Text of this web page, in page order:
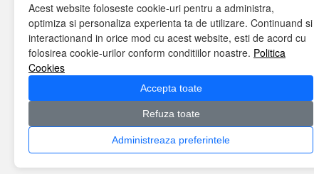
Acest website foloseste cookie-uri pentru a administra,
optimiza si personaliza experienta ta de utilizare. Continuand si
interactionand in orice mod cu acest website, esti de acord cu
folosirea cookie-urilor conform conditiilor noastre. Politica
Cookies
Accepta toate
Refuza toate
Administreaza preferintele
Bookmark thepermalink
Home Despre noi
Politica cookies Contact
Copyright © Algabeth 2026